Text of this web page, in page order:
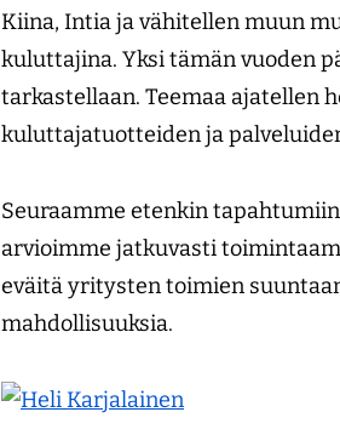
Kiina, Intia ja vähitellen muun
kuluttajina. Yksi tämän vuoden
tarkastellaan. Teemaa ajatellen
kuluttajatuotteiden ja
Seuraamme etenkin
arvioimme jatkuvasti
eväitä yritysten toimien
mahdollisuuksia.